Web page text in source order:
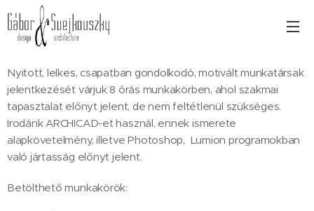
Nyitott, lelkes, csapatban gondolkodó, motivált munkatársak
jelentkezését várjuk 8 órás munkakörben, ahol szakmai
tapasztalat előnyt jelent, de nem feltétlenül szükséges.
Irodánk ARCHICAD-et használ, ennek ismerete
alapkövetelmény, illetve Photoshop, Lumion programokban
való jártasság előnyt jelent.
Betölthető munkakörök: